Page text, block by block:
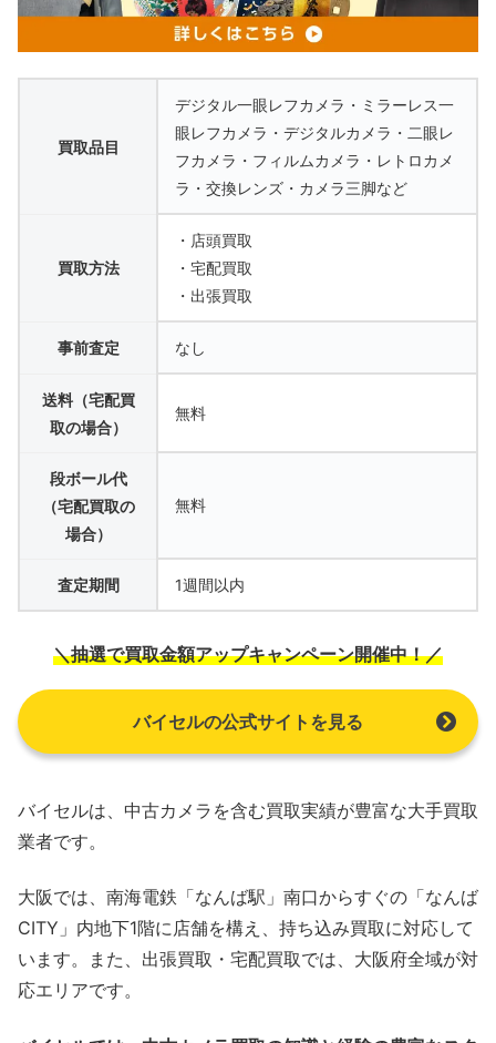
買取品目
デジタル一眼レフカメラ・ミラーレス一
眼レフカメラ・デジタルカメラ・二眼レ
フカメラ・フィルムカメラ・レトロカメ
ラ・交換レンズ・カメラ三脚など
買取方法
・店頭買取
・宅配買取
・出張買取
事前査定 なし
送料（宅配買
取の場合）
無料
段ボール代
（宅配買取の
場合）
無料
査定期間 1週間以内
＼抽選で買取金額アップキャンペーン開催中！／
バイセルの公式サイトを見る
バイセルは、中古カメラを含む買取実績が豊富な大手買取
業者です。
大阪では、南海電鉄「なんば駅」南口からすぐの「なんば
CITY」内地下1階に店舗を構え、持ち込み買取に対応して
います。また、出張買取・宅配買取では、大阪府全域が対
応エリアです。